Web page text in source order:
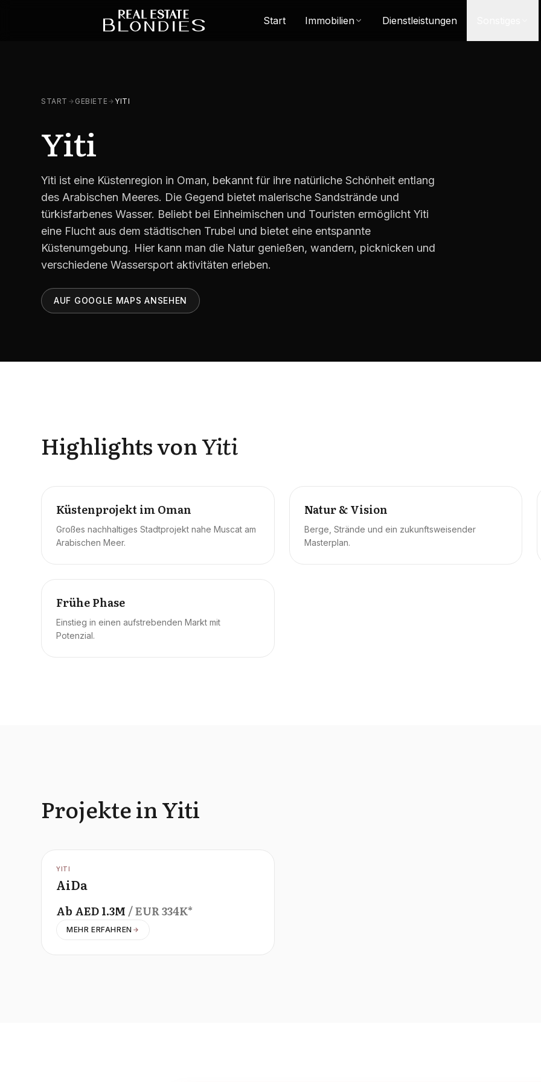
Start Immobilien Dienstleistungen
START GEBIETE YITI
Yiti
Yiti ist eine Küstenregion in Oman, bekannt für ihre natürliche Schönheit entlang
des Arabischen Meeres. Die Gegend bietet malerische Sandstrände und
türkisfarbenes Wasser. Beliebt bei Einheimischen und Touristen ermöglicht Yiti
eine Flucht aus dem städtischen Trubel und bietet eine entspannte
Küstenumgebung. Hier kann man die Natur genießen, wandern, picknicken und
verschiedene Wassersport aktivitäten erleben.
AUF GOOGLE MAPS ANSEHEN
Highlights vonYiti
Küstenprojekt im Oman
Großes nachhaltiges Stadtprojekt nahe Muscat am
Arabischen Meer.
Natur & Vision
Berge, Strände und ein zukunftsweisender
Masterplan.
Frühe Phase
Einstieg in einen aufstrebenden Markt mit
Potenzial.
Projekte in Yiti
OFFPLAN
YITI
AiDa
Ab AED1.3M / EUR334K*
MEHR ERFAHREN